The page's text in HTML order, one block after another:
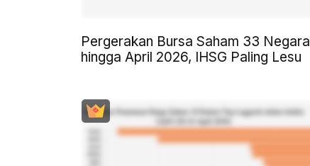
Pergerakan Bursa Saham 33 Negara
hingga April 2026, IHSG Paling Lesu